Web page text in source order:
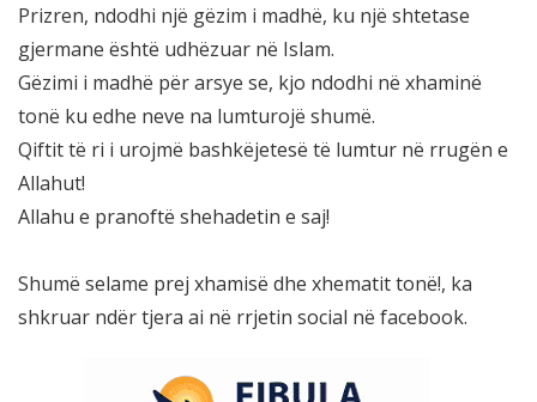
Prizren, ndodhi një gëzim i madhë, ku një shtetase
gjermane është udhëzuar në Islam.
Gëzimi i madhë për arsye se, kjo ndodhi në xhaminë
tonë ku edhe neve na lumturojë shumë.
Qiftit të ri i urojmë bashkëjetesë të lumtur në rrugën e
Allahut!
Allahu e pranoftë shehadetin e saj!
Shumë selame prej xhamisë dhe xhematit tonë!, ka
shkruar ndër tjera ai në rrjetin social në facebook.